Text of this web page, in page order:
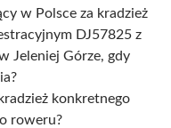
w Polsce za kradzież
DJ57825 z
Jeleniej Górze, gdy
konkretnego
roweru?